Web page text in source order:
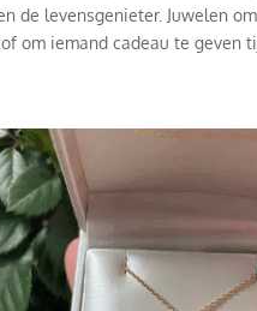
de levensgenieter. Juwelen
om iemand cadeau te geven